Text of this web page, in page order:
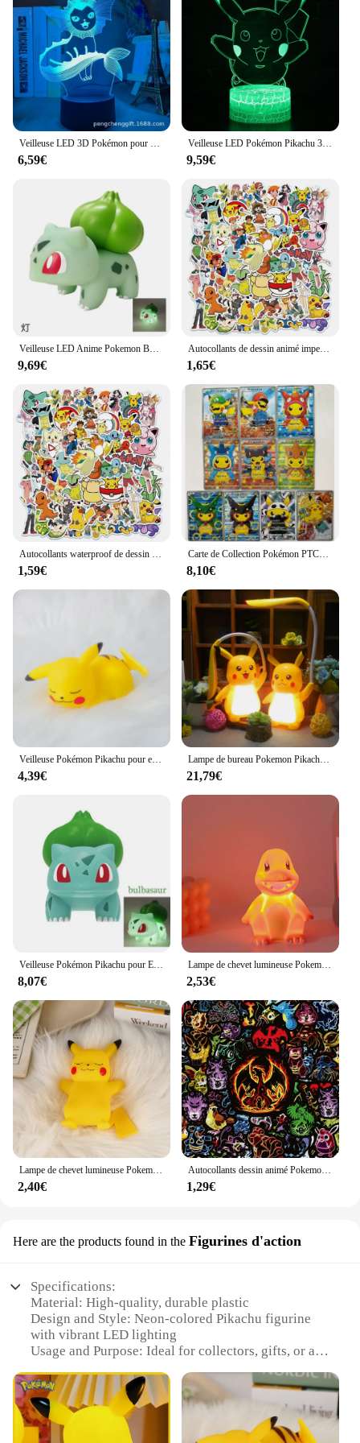
Veilleuse LED 3D Pokémon pour enfants, figurines d'anime, lampe de chevet Pikachu mignonne, décoration de chambre, cadeau d'anniversaire, nouveau jouet
6,59€
Veilleuse LED Pokémon Pikachu 3D pour enfants, figurines d'anime, lampe de table modèle, jouets sympas, cadeau d'anniversaire pour garçons et filles, 7 couleurs
9,59€
Veilleuse LED Anime Pokemon Bulbasaur, Pikachu Scintillant, Lampes Douces Mignonnes, Chambre à Coucher, Décoration de Chambre, Jouet pour Enfants, Cadeau de Noël
9,69€
Autocollants de dessin animé imperméables pour enfants, cool, néon, Pokémon, Pikachu, graffiti, décalcomanies, ordinateur portable, planche à roulettes, téléphone, jouets
1,65€
Autocollants waterproof de dessin animé Pokémon pour enfant, stickers cool, dessin animé, Pikachu, graffiti, pour ordinateur portable, skateboard, téléphone
1,59€
Carte de Collection Pokémon PTCG, Pikachu, COS, Nouvelle Production, 1e Croix, Flash IQUE Starlight, Anime, Périphérique, Cadeau de Vacances, DIY
8,10€
Veilleuse Pokémon Pikachu pour enfants, figurines d'anime plonger oyantes, jouet mignon, lampe de chevet à LED, ornement Kawaii, cadeau pour enfants, 6 pièces
4,39€
Lampe de bureau Pokemon Pikachu, nouveau, authentique, 3 vitesses réglables, chargeur USB, Protection des yeux, veilleuse, fournitures d'étude pour enfants
21,79€
Veilleuse Pokémon Pikachu pour Enfants, Poupées Anime, Lumière Douce, Lumières LED de oral et, Luminosité Réglable, Décor de Chambre, Jouets
8,07€
Lampe de chevet lumineuse Pokemon Pikachu pour enfants, veilleuse mignonne, jouet pour enfants, cadeau d'anniversaire et de Noël
2,53€
2,40€
Autocollants dessin animé Pokemon Pikachu pour enfants, néon, lumière, jouet, téléphone, ordinateur portable, autocollant graffiti, 10 pièces, 30 pièces, 50 pièces, 100 pièces
1,29€
Here are the products found in the Figurines d'action
Specifications:
Material: High-quality, durable plastic
Design and Style: Neon-colored Pikachu figurine
with vibrant LED lighting
Usage and Purpose: Ideal for collectors, gifts, or as
Shape or Size: Compact, 10cm in height
Performance and Property: Energy-efficient LED
lights that provide a soft, ambient glow
Parts and Accessories: Comes with a USB cable for